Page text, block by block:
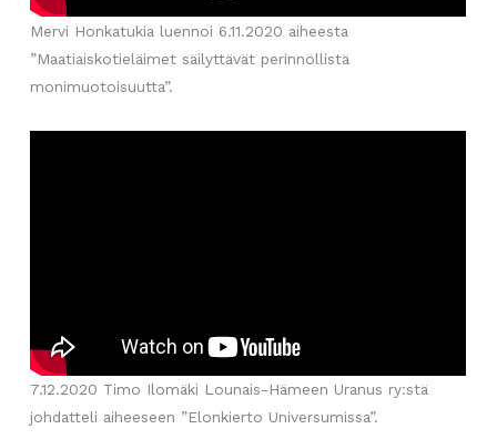
Mervi Honkatukia luennoi 6.11.2020 aiheesta
”Maatiaiskotieläimet säilyttävät perinnöllistä
monimuotoisuutta”.
7.12.2020 Timo Ilomäki Lounais-Hämeen Uranus ry:stä
johdatteli aiheeseen ”Elonkierto Universumissa”.